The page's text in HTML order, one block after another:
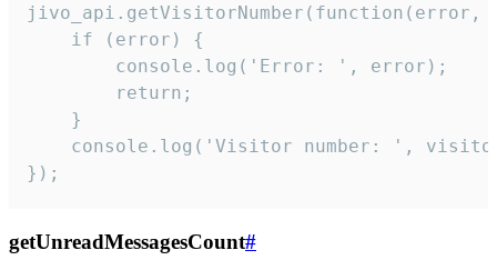
jivo_api.getVisitorNumber(function(error,
    if (error) {
        console.log('Error: ', error);
        return;
    }
console.log('Visitor number: ',
});
getUnreadMessagesCount#